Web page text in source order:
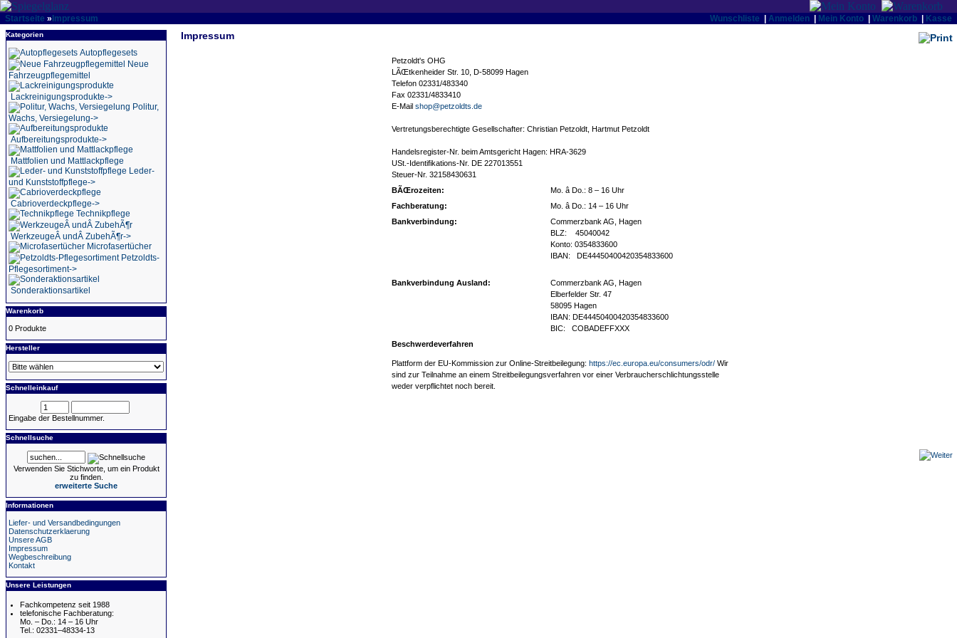
Startseite » Impressum Wunschliste Anmelden Mein Konto Warenkorb Kasse
Kategorien
Autopflegesets
Neue
Fahrzeugpflegemittel
Lackreinigungsprodukte->
Politur,
Wachs, Versiegelung->
Aufbereitungsprodukte->
Mattfolien und Mattlackpflege
Leder-
und Kunststoffpflege->
Cabrioverdeckpflege->
Technikpflege
WerkzeugeÂ undÂ ZubehÃ¶r->
Microfasertücher
Petzoldts-
Pflegesortiment->
Sonderaktionsartikel
Warenkorb
0 Produkte
Hersteller
Schnelleinkauf
Eingabe der Bestellnummer.
Schnellsuche
Verwenden Sie Stichworte, um ein Produkt
zu finden.
erweiterte Suche
Informationen
Liefer- und Versandbedingungen
Datenschutzerklaerung
Unsere AGB
Impressum
Wegbeschreibung
Kontakt
Unsere Leistungen
Fachkompetenz seit 1988
telefonische Fachberatung:
Mo. – Do.: 14 – 16 Uhr
Tel.: 02331–48334-13
Impressum
Petzoldt's OHG
LÃŒtkenheider Str. 10, D-58099 Hagen
Telefon 02331/483340
Fax 02331/4833410
E-Mail shop@petzoldts.de
Vertretungsberechtigte Gesellschafter: Christian Petzoldt, Hartmut Petzoldt
Handelsregister-Nr. beim Amtsgericht Hagen: HRA-3629
USt.-Identifikations-Nr. DE 227013551
Steuer-Nr. 32158430631
BÃŒrozeiten:
Mo. â Do.: 8 – 16 Uhr
Fachberatung:
Mo. â Do.: 14 – 16 Uhr
Bankverbindung:
Commerzbank AG, Hagen
BLZ: 45040042
Konto: 0354833600
IBAN: DE44450400420354833600
Bankverbindung Ausland:
Commerzbank AG, Hagen
Elberfelder Str. 47
58095 Hagen
IBAN: DE44450400420354833600
BIC: COBADEFFXXX
Beschwerdeverfahren
Plattform der EU-Kommission zur Online-Streitbeilegung: https://ec.europa.eu/consumers/odr/ Wir
sind zur Teilnahme an einem Streitbeilegungsverfahren vor einer Verbraucherschlichtungsstelle
weder verpflichtet noch bereit.